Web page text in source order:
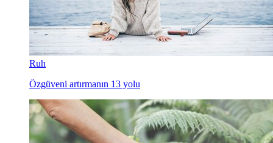
Ruh
Özgüveni artırmanın 13 yolu